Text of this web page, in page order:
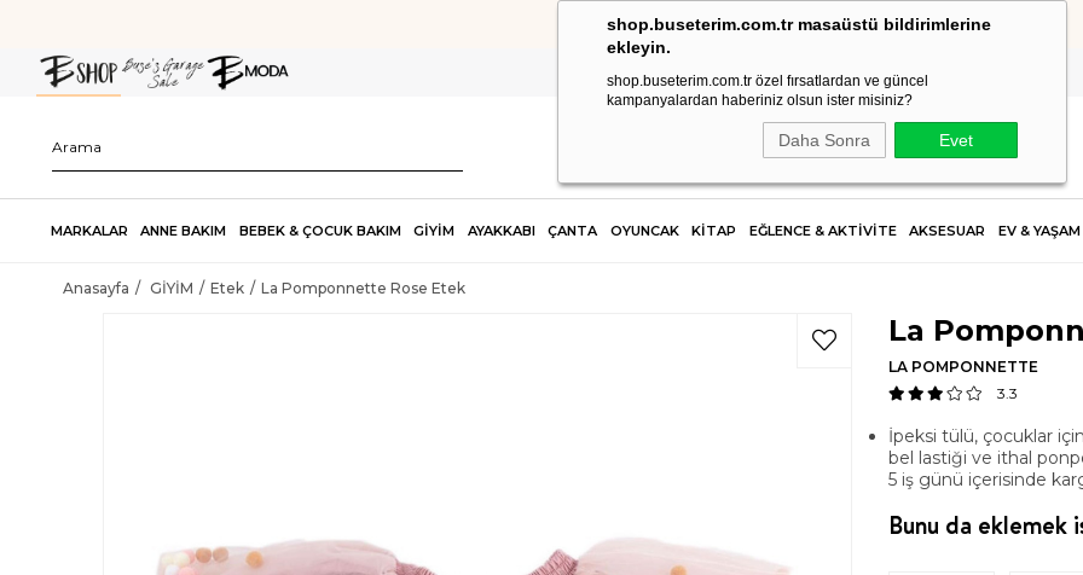
shop.buseterim.com.tr masaüstü bildirimlerine
ekleyin.
shop.buseterim.com.tr özel fırsatlardan ve güncel
kampanyalardan haberiniz olsun ister misiniz?
Daha Sonra Evet
2.500 TL VE ÜZERİ SİPARİŞLERDE KARGO ÜCRETSİZ!
MARKALAR ANNE BAKIM BEBEK & ÇOCUK BAKIM GİYİM AYAKKABI ÇANTA OYUNCAK KİTAP EĞLENCE & AKTİVİTE AKSESUAR EV & YAŞAM
Anasayfa GİYİM Etek La Pomponnette Rose Etek
La
LA POMPONNETTE
3.3
İpeksi tülü, çocuklar
bel lastiği ve ithal
5 iş günü içerisinde
Bunu da eklemek